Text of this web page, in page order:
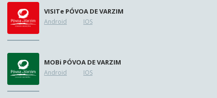
VISITe PÓVOA DE VARZIM
Android IOS
MOBi PÓVOA DE VARZIM
Android IOS